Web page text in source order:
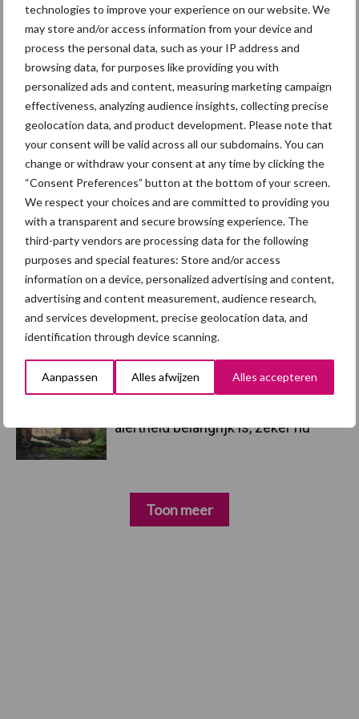
technologies to improve your experience on our website. We
may store and/or access information from your device and
process the personal data, such as your IP address and
browsing data, for purposes like providing you with
personalized ads and content, measuring marketing campaign
effectiveness, analyzing audience insights, collecting precise
geolocation data, and product development. Please note that
your consent will be valid across all our subdomains. You can
change or withdraw your consent at any time by clicking the
“Consent Preferences” button at the bottom of your screen.
We respect your choices and are committed to providing you
with a transparent and secure browsing experience. The
third-party vendors are processing data for the following
purposes and special features: Store and/or access
information on a device, personalized advertising and content,
advertising and content measurement, audience research,
and services development, precise geolocation data, and
identification through device scanning.
Aanpassen Alles afwijzen Alles accepteren
Primaire
Sidebar
Recent nieuws Partner nieuws
7 aug
Britse varkenssector vreest
afzetcrisis in het najaar
7 aug
Grondstoffenmarkt blijft grillig:
droogte en geopolitiek houden
handel in de greep
5 aug
“Vraag naar praktische
hygieneoplossingen is in Polen
groter dan ooit”
5 aug
Eliminatieprotocol voor
alertheid belangrijk is, zeker nu
Toon meer